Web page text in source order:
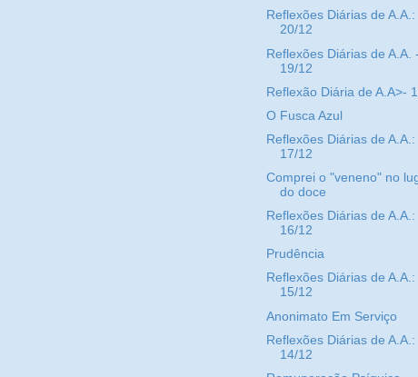
Reflexões Diárias de A.A.:
20/12
Reflexões Diárias de A.A. -
19/12
Reflexão Diária de A.A>-
O Fusca Azul
Reflexões Diárias de A.A.:
17/12
Comprei o "veneno" no
do doce
Reflexões Diárias de A.A.:
16/12
Prudência
Reflexões Diárias de A.A.:
15/12
Anonimato Em Serviço
Reflexões Diárias de A.A.:
14/12